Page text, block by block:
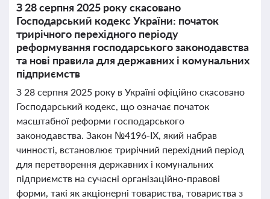
З 28 серпня 2025 року скасовано
Господарський кодекс України: початок
трирічного перехідного періоду
реформування господарського законодавства
та нові правила для державних і комунальних
підприємств
З 28 серпня 2025 року в Україні офіційно скасовано
Господарський кодекс, що означає початок
масштабної реформи господарського
законодавства. Закон №4196-IX, який набрав
чинності, встановлює трирічний перехідний період
для перетворення державних і комунальних
підприємств на сучасні організаційно-правові
форми, такі як акціонерні товариства, товариства з